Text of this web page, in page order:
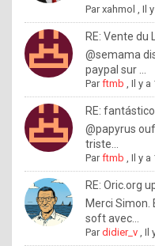
Parxahmol ,Il
RE: Vente du
@semama
paypal sur ...
Parftmb ,Il y a
RE:
@papyrus
triste...
Parftmb ,Il y a
RE: Oric.org
Merci
soft avec...
Pardidier_v ,Il